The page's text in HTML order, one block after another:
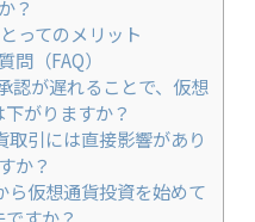
か？
ってのメリット
問（FAQ）
認が遅れることで、仮想
がりますか？
取引には直接影響があり
か？
ら仮想通貨投資を始めて